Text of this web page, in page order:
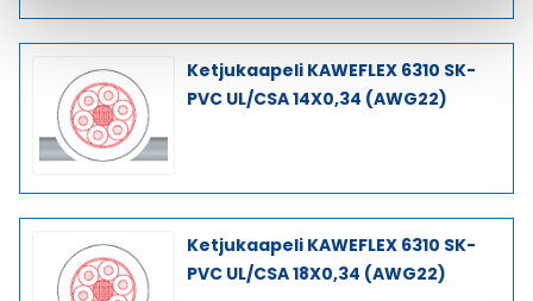
Ketjukaapeli KAWEFLEX 6310 SK-
PVC UL/CSA 14X0,34 (AWG22)
Ketjukaapeli KAWEFLEX 6310 SK-
PVC UL/CSA 18X0,34 (AWG22)